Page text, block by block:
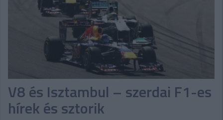
V8 és Isztambul – szerdai F1-es
hírek és sztorik